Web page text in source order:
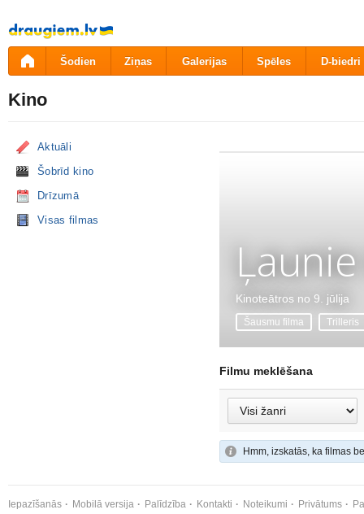
Pāriet
uz
saturu
Šodien Ziņas Galerijas Spēles D-biedri
Kino
Aktuāli
Šobrīd kino
Drīzumā
Visas filmas
Kinoteātros no 9. jūlija
Šausmu filma Trilleris
Filmu meklēšana
Hmm, izskatās, ka filmas
Iepazīšanās Mobilā versija Palīdzība Kontakti Noteikumi Privātums